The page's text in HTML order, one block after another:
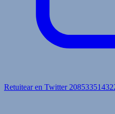
Retuitear en Twitter